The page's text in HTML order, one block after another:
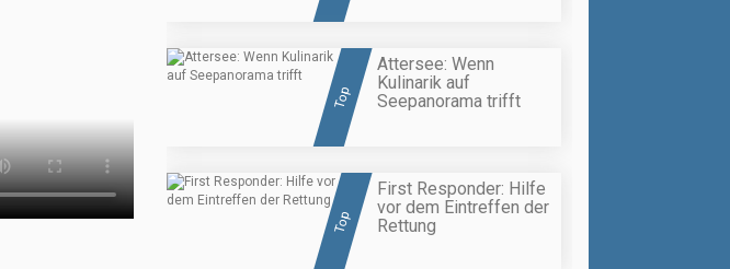
Top
Attersee: Wenn
Kulinarik auf
Seepanorama trifft
Top
First Responder: Hilfe
vor dem Eintreffen der
Rettung